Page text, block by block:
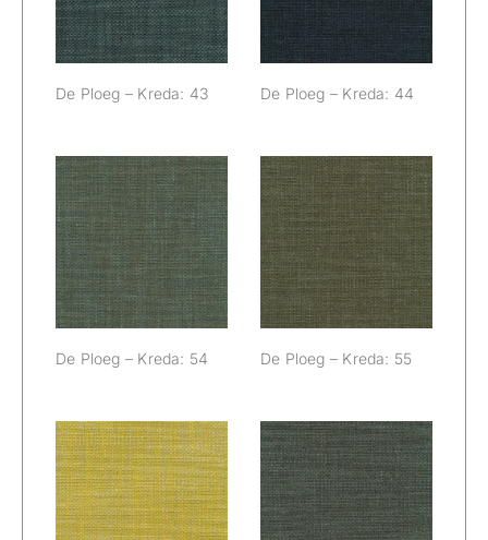
De Ploeg – Kreda: 43 De Ploeg – Kreda: 44
De Ploeg –
Kreda: 54
De Ploeg – Kreda: 54
De Ploeg –
Kreda: 55
De Ploeg – Kreda: 55
De Ploeg –
Kreda: 66
De Ploeg –
Kreda: 78